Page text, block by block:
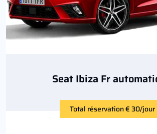
Seat Ibiza Fr
Total réservation € 30/jour